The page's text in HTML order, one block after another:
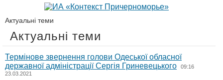
Актуальні теми
Актуальні теми
Термінове звернення голови Одеської обласної
державної адміністрації Сергія Гриневецького
09:16
23.03.2021